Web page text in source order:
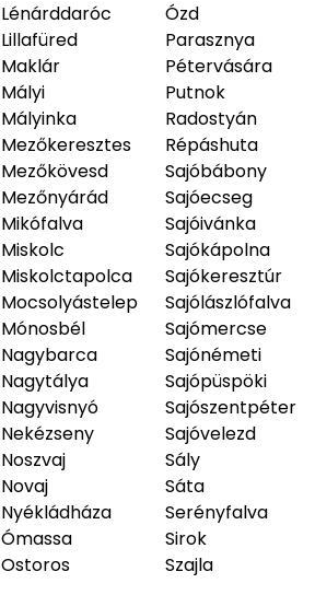
Lénárddaróc
Lillafüred
Maklár
Mályi
Mályinka
Mezőkeresztes
Mezőkövesd
Mezőnyárád
Mikófalva
Miskolc
Miskolctapolca
Mocsolyástelep
Mónosbél
Nagybarca
Nagytálya
Nagyvisnyó
Nekézseny
Noszvaj
Novaj
Nyékládháza
Ómassa
Ostoros
Ózd
Parasznya
Pétervására
Putnok
Radostyán
Répáshuta
Sajóbábony
Sajóecseg
Sajóivánka
Sajókápolna
Sajókeresztúr
Sajólászlófalva
Sajómercse
Sajónémeti
Sajópüspöki
Sajószentpéter
Sajóvelezd
Sály
Sáta
Serényfalva
Sirok
Szajla